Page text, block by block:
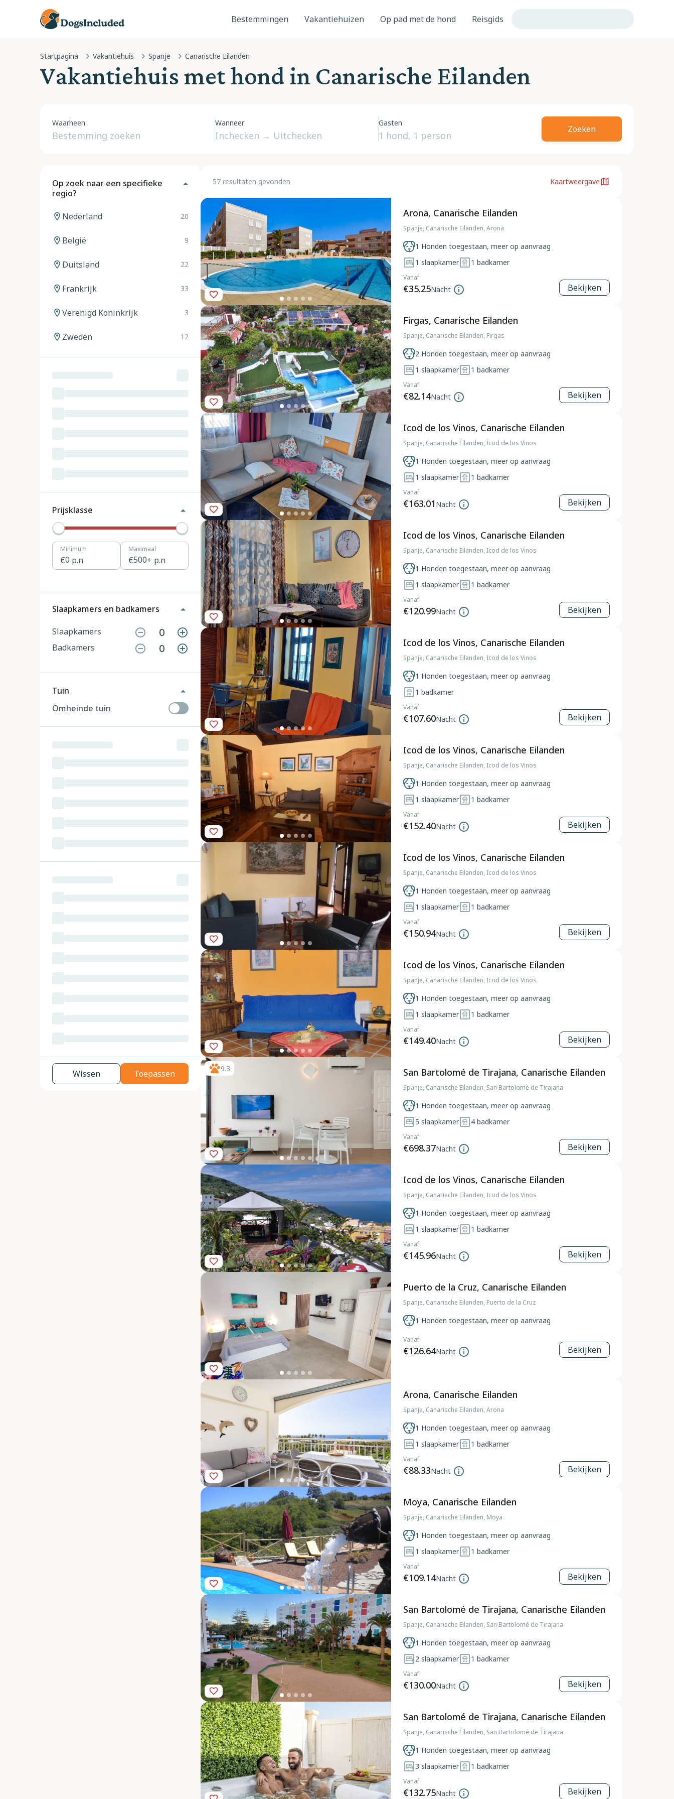
Bestemmingen Vakantiehuizen Op pad met de hond Reisgids
Startpagina Vakantiehuis Spanje Canarische Eilanden
Vakantiehuis met hond in Canarische Eilanden
Waarheen Wanneer Gasten
Zoeken
Op zoek naar een specifieke
regio?
Nederland 20
België 9
Duitsland 22
Frankrijk 33
Verenigd Koninkrijk 3
Zweden 12
Noorwegen 12
Tsjechië
Denemarken 12
Hongarije
Slovenië 2
Zwitserland 10
Prijsklasse
0 p.n
Minimum
500+ p.n
Maximaal
Slaapkamers en badkamers
Slaapkamers 0
Badkamers 0
Tuin
Omheinde tuin
Wissen Toepassen
57 resultaten gevonden Kaartweergave
Arona, Canarische Eilanden
Spanje, Canarische Eilanden, Arona
1 Honden toegestaan, meer op aanvraag
1 slaapkamer 1 badkamer
Vanaf
€35.25Nacht Bekijken
Firgas, Canarische Eilanden
Spanje, Canarische Eilanden, Firgas
2 Honden toegestaan, meer op aanvraag
1 slaapkamer 1 badkamer
Vanaf
€82.14Nacht Bekijken
Icod de los Vinos, Canarische Eilanden
Spanje, Canarische Eilanden, Icod de los Vinos
1 Honden toegestaan, meer op aanvraag
1 slaapkamer 1 badkamer
Vanaf
€163.01 Nacht Bekijken
Icod de los Vinos, Canarische Eilanden
Spanje, Canarische Eilanden, Icod de los Vinos
1 Honden toegestaan, meer op aanvraag
1 slaapkamer 1 badkamer
Vanaf
€120.99Nacht Bekijken
Icod de los Vinos, Canarische Eilanden
Spanje, Canarische Eilanden, Icod de los Vinos
1 Honden toegestaan, meer op aanvraag
1 badkamer
Vanaf
€107.60Nacht Bekijken
Icod de los Vinos, Canarische Eilanden
Spanje, Canarische Eilanden, Icod de los Vinos
1 Honden toegestaan, meer op aanvraag
1 slaapkamer 1 badkamer
Vanaf
€152.40Nacht Bekijken
Icod de los Vinos, Canarische Eilanden
Spanje, Canarische Eilanden, Icod de los Vinos
1 Honden toegestaan, meer op aanvraag
1 slaapkamer 1 badkamer
Vanaf
€150.94Nacht Bekijken
Icod de los Vinos, Canarische Eilanden
Spanje, Canarische Eilanden, Icod de los Vinos
1 Honden toegestaan, meer op aanvraag
1 slaapkamer 1 badkamer
Vanaf
€149.40Nacht Bekijken
9.3 San Bartolomé de Tirajana, Canarische Eilanden
Spanje, Canarische Eilanden, San Bartolomé de Tirajana
1 Honden toegestaan, meer op aanvraag
5 slaapkamer 4 badkamer
Vanaf
€698.37Nacht Bekijken
Icod de los Vinos, Canarische Eilanden
Spanje, Canarische Eilanden, Icod de los Vinos
1 Honden toegestaan, meer op aanvraag
1 slaapkamer 1 badkamer
Vanaf
€145.96Nacht Bekijken
Puerto de la Cruz, Canarische Eilanden
Spanje, Canarische Eilanden, Puerto de la Cruz
1 Honden toegestaan, meer op aanvraag
Vanaf
€126.64Nacht Bekijken
Arona, Canarische Eilanden
Spanje, Canarische Eilanden, Arona
1 Honden toegestaan, meer op aanvraag
1 slaapkamer 1 badkamer
Vanaf
€88.33Nacht Bekijken
Moya, Canarische Eilanden
Spanje, Canarische Eilanden, Moya
1 Honden toegestaan, meer op aanvraag
1 slaapkamer 1 badkamer
Vanaf
€109.14Nacht Bekijken
San Bartolomé de Tirajana, Canarische Eilanden
Spanje, Canarische Eilanden, San Bartolomé de Tirajana
1 Honden toegestaan, meer op aanvraag
2 slaapkamer 1 badkamer
Vanaf
€130.00Nacht Bekijken
San Bartolomé de Tirajana, Canarische Eilanden
Spanje, Canarische Eilanden, San Bartolomé de Tirajana
1 Honden toegestaan, meer op aanvraag
3 slaapkamer 1 badkamer
Vanaf
€132.75Nacht Bekijken